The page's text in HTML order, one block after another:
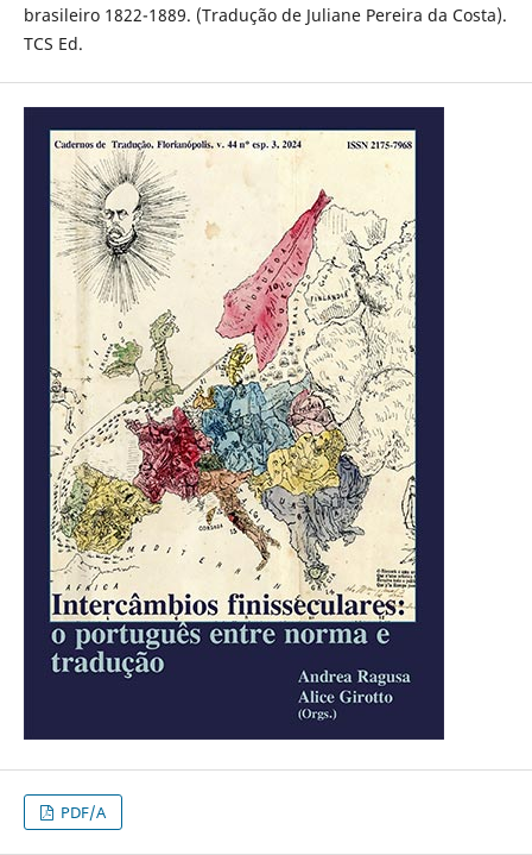
brasileiro 1822-1889. (Tradução de Juliane Pereira da Costa).
TCS Ed.
PDF/A